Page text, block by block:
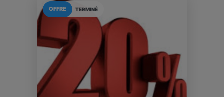
TERMINÉ
OFFRE